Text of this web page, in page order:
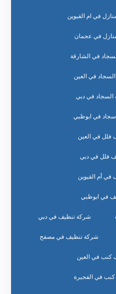
في ام القيوين
في عجمان
في الشارقة
في العين
في دبي
في ابوظبي
فلل في العين
فلل في دبي
أم القيوين
في ابوظبي
شركة تنظيف في دبي
شركة تنظيف في مصفح
كنب في العين
في الفجيرة